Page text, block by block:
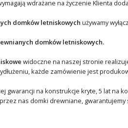
wdrażane na życzenie Klienta
domków letniskowych używamy
domków letniskowych.
widoczne na naszej stronie
każde zamówienie jest
gwarancji na konstrukcje kryte, 5 lat na
nas domki drewniane, gwarantujemy